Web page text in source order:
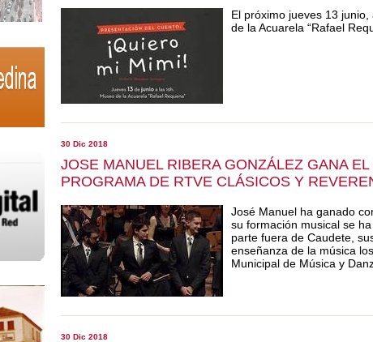
El próximo jueves 13
de la Acuarela “Rafael
30 Dic 2018
JOSE MANUEL RIBERA GONZÁLEZ GANA
PROGRAMA DE RTVE CLÁSICOS Y
José Manuel ha ganado
su formación musical se
parte fuera de Caudete,
enseñanza de la música
Municipal de Música y
30 Dic 2018